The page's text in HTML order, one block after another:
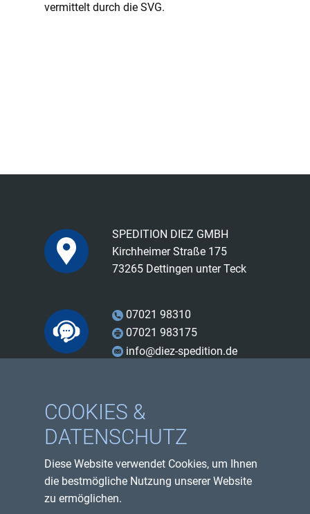
vermittelt durch die SVG.
SPEDITION DIEZ GMBH
Kirchheimer Straße 175
73265 Dettingen unter Teck
07021 98310
07021 983175
info@diez-spedition.de
Instagram
Youtube
Impressum
Datenschutzerklärung
COOKIES &
DATENSCHUTZ
Diese Website verwendet Cookies, um Ihnen
die bestmögliche Nutzung unserer Website
zu ermöglichen.